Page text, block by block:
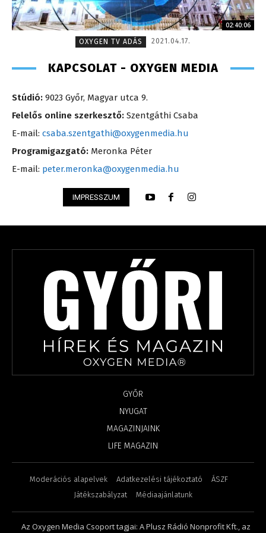
02:40:06
OXYGEN TV ADÁS
2021.04.17.
KAPCSOLAT - OXYGEN MEDIA
Stúdió: 9023 Győr, Magyar utca 9.
Felelős online szerkesztő: Szentgáthi Csaba
E-mail: csaba.szentgathi@oxygenmedia.hu
Programigazgató: Meronka Péter
E-mail: peter.meronka@oxygenmedia.hu
IMPRESSZUM
GYŐR
NYUGAT
MAGAZINJAINK
LIFE MAGAZIN
Moderációs alapelvek Adatkezelési tájékoztató
ÁSZF
Játékszabályzat
Médiaajánlatunk
Az Oxygen Media Csoport tagjai: A Plusz Rádió Nonprofit Kft., az